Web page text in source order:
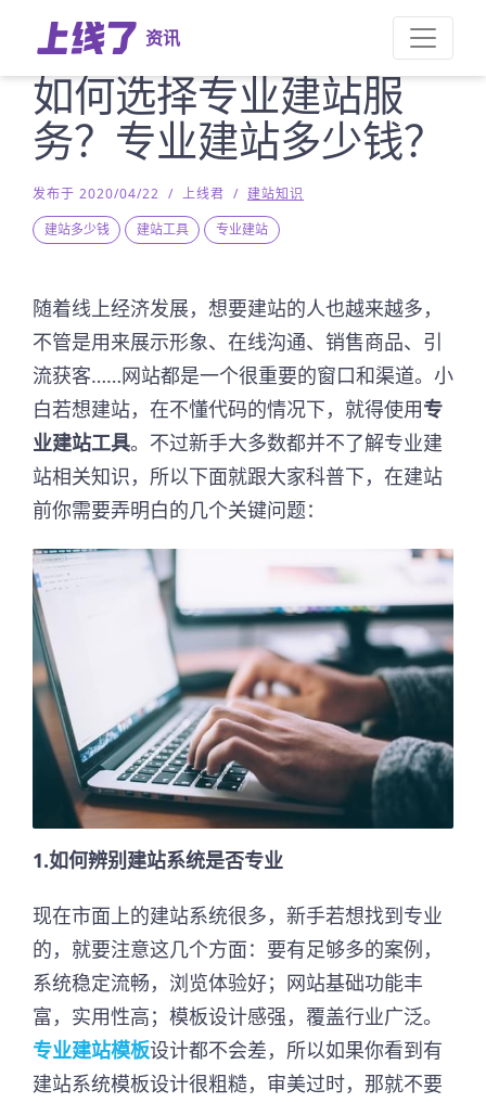
资讯
如何选择专业建站服
务？专业建站多少钱？
发布于 2020/04/22 / 上线君 / 建站知识
建站多少钱
建站工具 专业建站
随着线上经济发展，想要建站的人也越来越多，
不管是用来展示形象、在线沟通、销售商品、引
流获客……网站都是一个很重要的窗口和渠道。小
白若想建站，在不懂代码的情况下，就得使用专
业建站工具。不过新手大多数都并不了解专业建
站相关知识，所以下面就跟大家科普下，在建站
前你需要弄明白的几个关键问题：
1.如何辨别建站系统是否专业
现在市面上的建站系统很多，新手若想找到专业
的，就要注意这几个方面：要有足够多的案例，
系统稳定流畅，浏览体验好；网站基础功能丰
富，实用性高；模板设计感强，覆盖行业广泛。
专业建站模板设计都不会差，所以如果你看到有
建站系统模板设计很粗糙，审美过时，那就不要